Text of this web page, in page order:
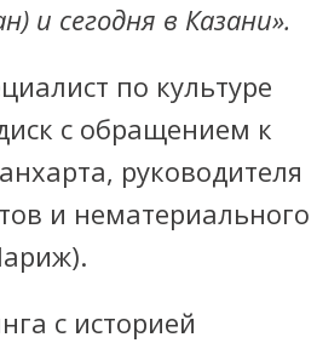
и сегодня в Казани».
по культуре
с обращением к
руководителя
и нематериального
с историей